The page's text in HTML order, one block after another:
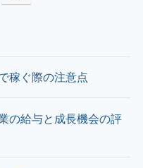
稼ぐ際の注意点
の給与と成長機会の評